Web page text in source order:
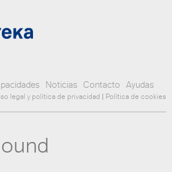
Noticias Contacto Ayudas
legal y política de privacidad Política de cookies